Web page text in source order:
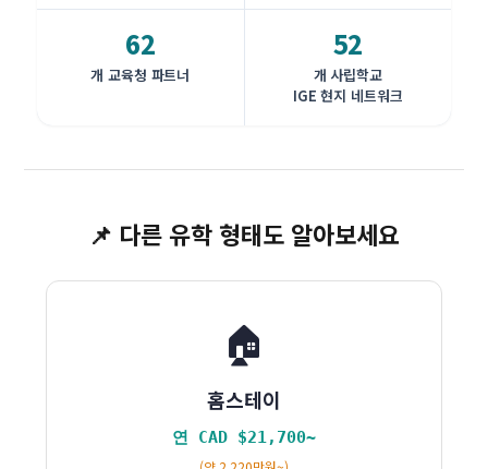
IGE 관리형 — 밴쿠버 St.James 가톨릭 사립 (2009)
학교 사례 · 2009
62
개 교육청 파트너
52
개 사립학교
IGE 현지 네트워크
📌 다른 유학 형태도 알아보세요
🏠
홈스테이
연 CAD $21,700~